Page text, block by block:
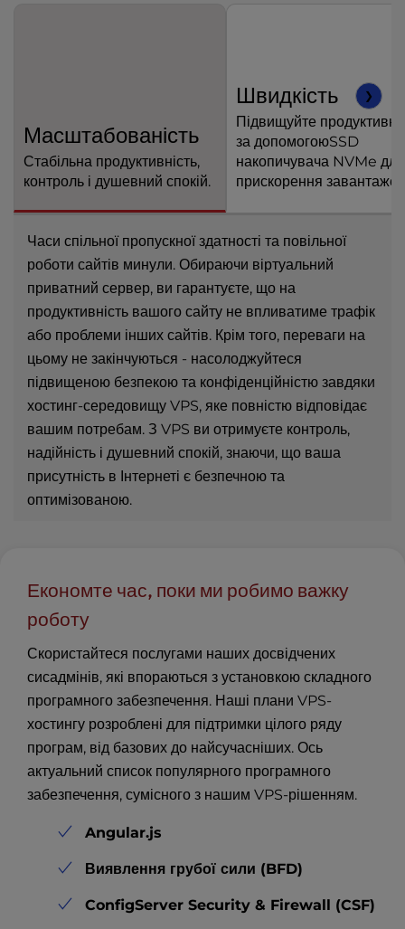
Масштабованість
Стабільна продуктивність,
контроль і душевний спокій.
Швидкість
Підвищуйте
за допомогоюSSD
накопичувача NVMe для
прискорення
❯
Часи спільної пропускної здатності та повільної
роботи сайтів минули. Обираючи віртуальний
приватний сервер, ви гарантуєте, що на
продуктивність вашого сайту не впливатиме трафік
або проблеми інших сайтів. Крім того, переваги на
цьому не закінчуються - насолоджуйтеся
підвищеною безпекою та конфіденційністю завдяки
хостинг-середовищу VPS, яке повністю відповідає
вашим потребам. З VPS ви отримуєте контроль,
надійність і душевний спокій, знаючи, що ваша
присутність в Інтернеті є безпечною та
оптимізованою.
Економте час, поки ми робимо важку
роботу
Скористайтеся послугами наших досвідчених
сисадмінів, які впораються з установкою складного
програмного забезпечення. Наші плани VPS-
хостингу розроблені для підтримки цілого ряду
програм, від базових до найсучасніших. Ось
актуальний список популярного програмного
забезпечення, сумісного з нашим VPS-рішенням.
Angular.js
Виявлення грубої сили (BFD)
ConfigServer Security & Firewall (CSF)